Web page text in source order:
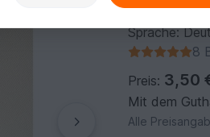
Sprache:
8
Preis: 3,50
Mit dem
Alle